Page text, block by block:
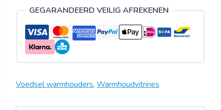
GEGARANDEERD VEILIG AFREKENEN
Voedsel warmhouders, Warmhoudvitrines